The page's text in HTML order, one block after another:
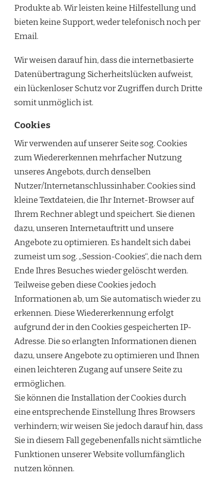
Produkte ab. Wir leisten keine Hilfestellung und
bieten keine Support, weder telefonisch noch per
Email.
Wir weisen darauf hin, dass die internetbasierte
Datenübertragung Sicherheitslücken aufweist,
ein lückenloser Schutz vor Zugriffen durch Dritte
somit unmöglich ist.
Cookies
Wir verwenden auf unserer Seite sog. Cookies
zum Wiedererkennen mehrfacher Nutzung
unseres Angebots, durch denselben
Nutzer/Internetanschlussinhaber. Cookies sind
kleine Textdateien, die Ihr Internet-Browser auf
Ihrem Rechner ablegt und speichert. Sie dienen
dazu, unseren Internetauftritt und unsere
Angebote zu optimieren. Es handelt sich dabei
zumeist um sog. „Session-Cookies“, die nach dem
Ende Ihres Besuches wieder gelöscht werden.
Teilweise geben diese Cookies jedoch
Informationen ab, um Sie automatisch wieder zu
erkennen. Diese Wiedererkennung erfolgt
aufgrund der in den Cookies gespeicherten IP-
Adresse. Die so erlangten Informationen dienen
dazu, unsere Angebote zu optimieren und Ihnen
einen leichteren Zugang auf unsere Seite zu
ermöglichen.
Sie können die Installation der Cookies durch
eine entsprechende Einstellung Ihres Browsers
verhindern; wir weisen Sie jedoch darauf hin, dass
Sie in diesem Fall gegebenenfalls nicht sämtliche
Funktionen unserer Website vollumfänglich
nutzen können.